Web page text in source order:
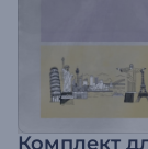
Комплект